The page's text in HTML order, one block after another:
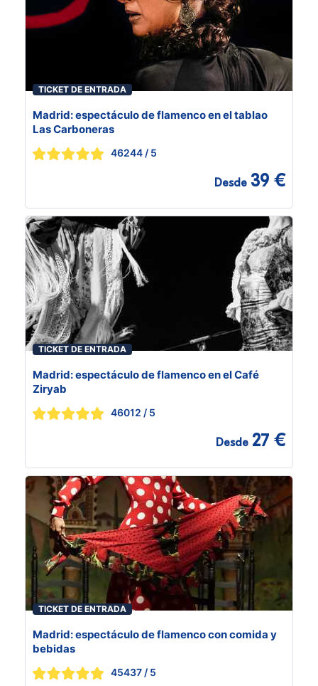
TICKET DE ENTRADA
Madrid: espectáculo de flamenco en el tablao
Las Carboneras
46244 / 5
Desde 39 €
TICKET DE ENTRADA
Madrid: espectáculo de flamenco en el Café
Ziryab
46012 / 5
Desde 27 €
TICKET DE ENTRADA
Madrid: espectáculo de flamenco con comida y
bebidas
45437 / 5